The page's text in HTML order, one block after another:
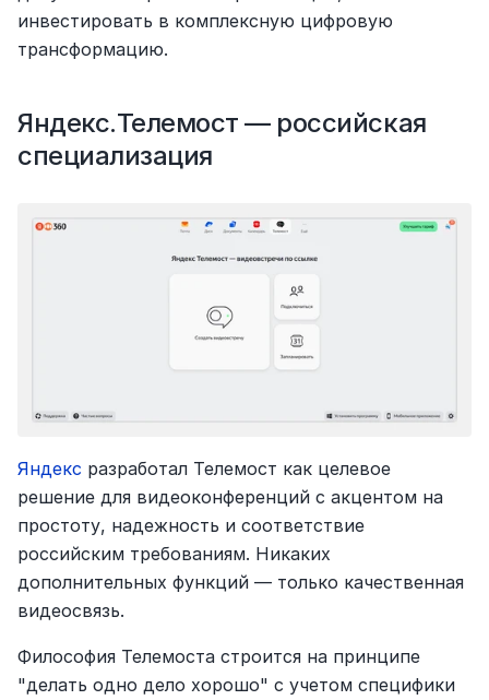
инвестировать в комплексную цифровую
трансформацию.
Яндекс.Телемост — российская
специализация
Яндекс разработал Телемост как целевое
решение для видеоконференций с акцентом на
простоту, надежность и соответствие
российским требованиям. Никаких
дополнительных функций — только качественная
видеосвязь.
Философия Телемоста строится на принципе
"делать одно дело хорошо" с учетом специфики